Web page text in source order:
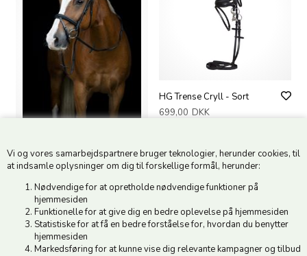
Vi og vores samarbejdspartnere bruger teknologier, herunder cookies, til
at indsamle oplysninger om dig til forskellige formål, herunder:
Nødvendige for at opretholde nødvendige funktioner på
hjemmesiden
Funktionelle for at give dig en bedre oplevelse på hjemmesiden
Statistiske for at få en bedre forståelse for, hvordan du benytter
hjemmesiden
Markedsføring for at kunne vise dig relevante kampagner og tilbud
HG Trense - Emi 25.2 - Sort
819,00 DKK
HG Trense Cryll - Sort
699,00 DKK